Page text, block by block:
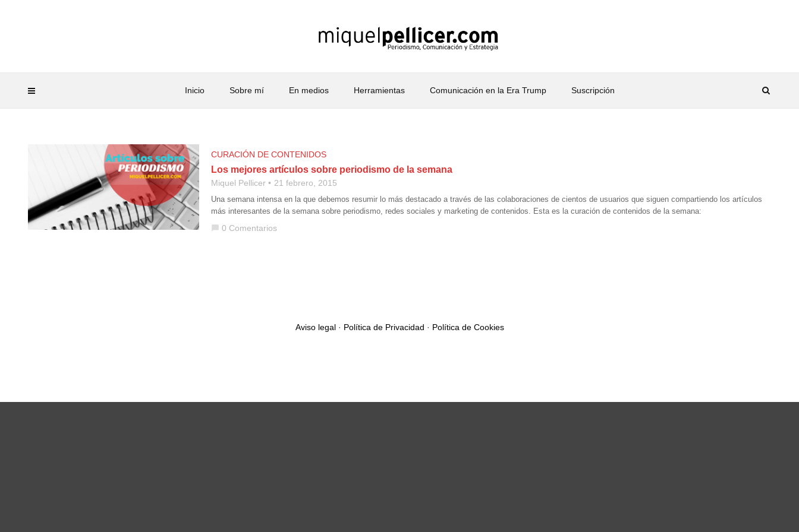
Inicio Sobre mí En medios Herramientas Comunicación en la Era Trump Suscripción
CURACIÓN DE CONTENIDOS
Los mejores artículos sobre periodismo de la semana
Miquel Pellicer 21 febrero, 2015
Una semana intensa en la que debemos resumir lo más destacado a través de las colaboraciones de cientos de usuarios que siguen compartiendo los artículos
más interesantes de la semana sobre periodismo, redes sociales y marketing de contenidos. Esta es la curación de contenidos de la semana:
chat_bubble 0 Comentarios
Aviso legal· Política de Privacidad · Política de Cookies